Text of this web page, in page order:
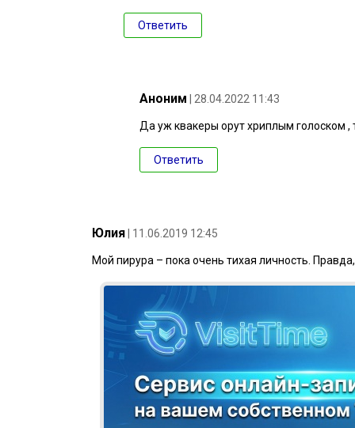
Ответить
Аноним | 28.04.2022 11:43
Да уж квакеры орут хриплым голоском ,
Ответить
Юлия | 11.06.2019 12:45
Мой пирура – пока очень тихая личность.